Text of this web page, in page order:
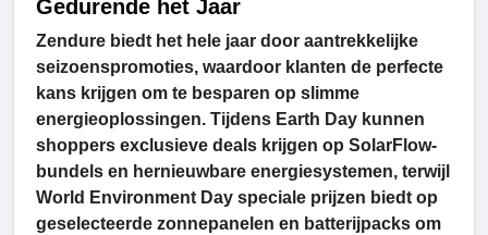
Gedurende het Jaar
Zendure biedt het hele jaar door aantrekkelijke
seizoenspromoties, waardoor klanten de perfecte
kans krijgen om te besparen op slimme
energieoplossingen. Tijdens Earth Day kunnen
shoppers exclusieve deals krijgen op SolarFlow-
bundels en hernieuwbare energiesystemen, terwijl
World Environment Day speciale prijzen biedt op
geselecteerde zonnepanelen en batterijpacks om